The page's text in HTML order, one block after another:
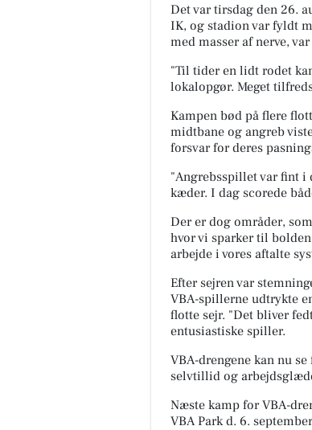
Det var tirsdag den 26.
IK, og stadion var fyldt
med masser af nerve,
"Til tider en lidt rodet
lokalopgør. Meget
Kampen bød på flere
midtbane og angreb
forsvar for deres
"Angrebsspillet var fint i
kæder. I dag scorede
Der er dog områder,
hvor vi sparker til
arbejde i vores aftalte
Efter sejren var
VBA-spillerne udtrykte
flotte sejr. "Det bliver
entusiastiske spiller.
VBA-drengene kan nu
selvtillid og
Næste kamp for VBA-
VBA Park d. 6.